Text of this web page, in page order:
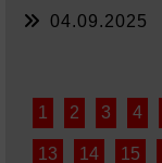
04.09.2025
1 2 3 4
13 14 15